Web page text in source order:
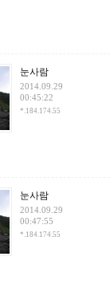
눈사람
2014.09.29
00:45:22
*.184.174.55
눈사람
2014.09.29
00:47:55
*.184.174.55